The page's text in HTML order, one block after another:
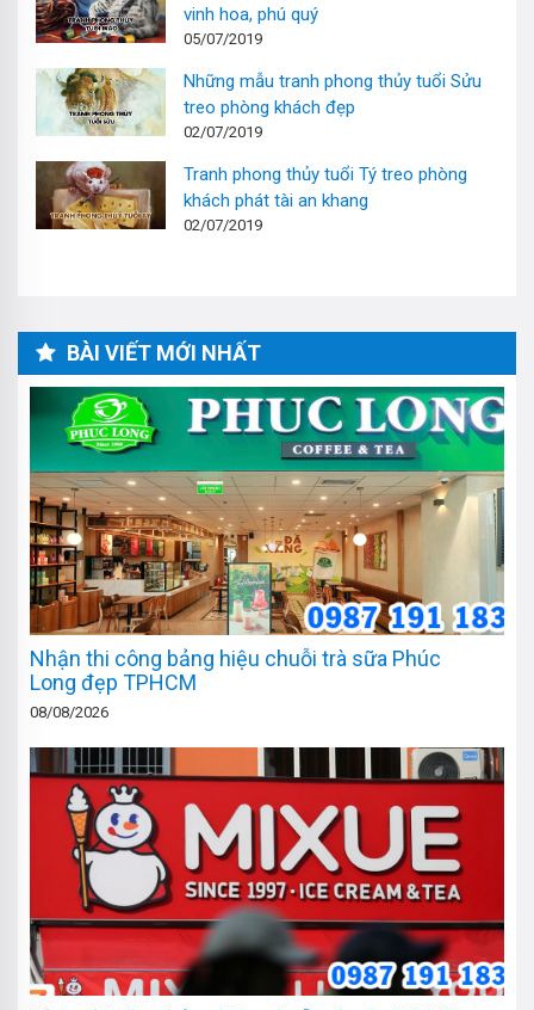
vinh hoa, phú quý
05/07/2019
Những mẫu tranh phong thủy tuổi Sửu
treo phòng khách đẹp
02/07/2019
Tranh phong thủy tuổi Tý treo phòng
khách phát tài an khang
02/07/2019
BÀI VIẾT MỚI NHẤT
Nhận thi công bảng hiệu chuỗi trà sữa Phúc
Long đẹp TPHCM
08/08/2026